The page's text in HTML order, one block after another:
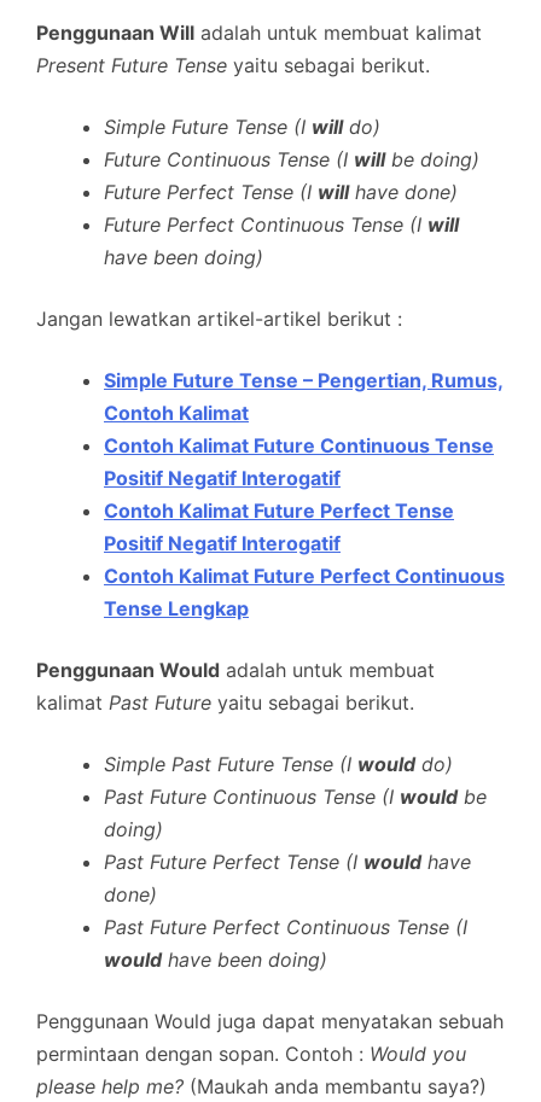
Penggunaan Will adalah untuk membuat kalimat
Present Future Tense yaitu sebagai berikut.
Simple Future Tense (I willdo)
Future Continuous Tense (I willbe doing)
Future Perfect Tense (I willhave done)
Future Perfect Continuous Tense (I will
have been doing)
Jangan lewatkan artikel-artikel berikut :
Simple Future Tense – Pengertian, Rumus,
Contoh Kalimat
Contoh Kalimat Future Continuous Tense
Positif Negatif Interogatif
Contoh Kalimat Future Perfect Tense
Positif Negatif Interogatif
Contoh Kalimat Future Perfect Continuous
Tense Lengkap
Penggunaan Would adalah untuk membuat
kalimat Past Future yaitu sebagai berikut.
Simple Past Future Tense (I woulddo)
Past Future Continuous Tense (I wouldbe
doing)
Past Future Perfect Tense (I wouldhave
done)
Past Future Perfect Continuous Tense (I
wouldhave been doing)
Penggunaan Would juga dapat menyatakan sebuah
permintaan dengan sopan. Contoh : Would you
please help me? (Maukah anda membantu saya?)